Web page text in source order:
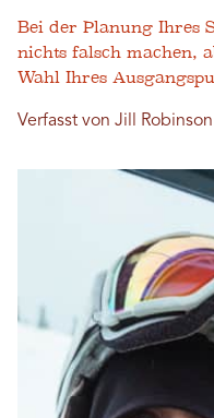
Bei der Planung Ihres
nichts falsch machen,
Wahl Ihres
Verfasst von Jill Robinson